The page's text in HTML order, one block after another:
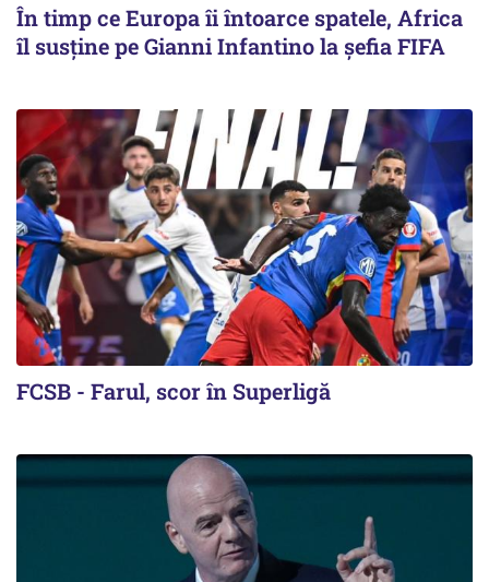
În timp ce Europa îi întoarce spatele, Africa
îl susține pe Gianni Infantino la șefia FIFA
FCSB - Farul, scor în Superligă